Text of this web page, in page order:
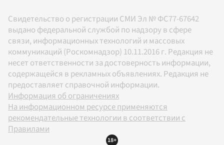
Свидетельство о регистрации СМИ Эл № ФС77-67642
выдано федеральной службой по надзору в сфере
связи, информационных технологий и массовых
коммуникаций (Роскомнадзор) 10.11.2016 г. Редакция не
несет ответственности за достоверность информации,
содержащейся в рекламных объявлениях. Редакция не
предоставляет справочной информации.
Информация об ограничениях
На информационном ресурсе применяются
рекомендательные технологии в соответствии с
Правилами
18+